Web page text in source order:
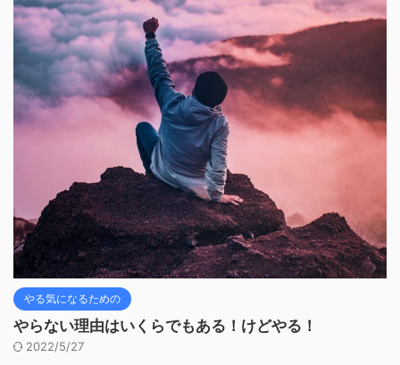
やる気になるための
やらない理由はいくらでもある！けどやる！
2022/5/27